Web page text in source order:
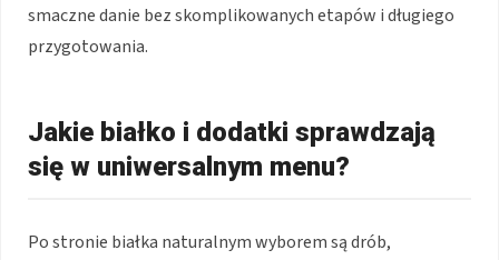
smaczne danie bez skomplikowanych etapów i długiego
przygotowania.
Jakie białko i dodatki sprawdzają
się w uniwersalnym menu?
Po stronie białka naturalnym wyborem są drób,